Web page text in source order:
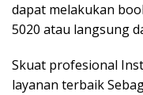
dapat melakukan
5020 atau langsung
Skuat profesional
layanan terbaik